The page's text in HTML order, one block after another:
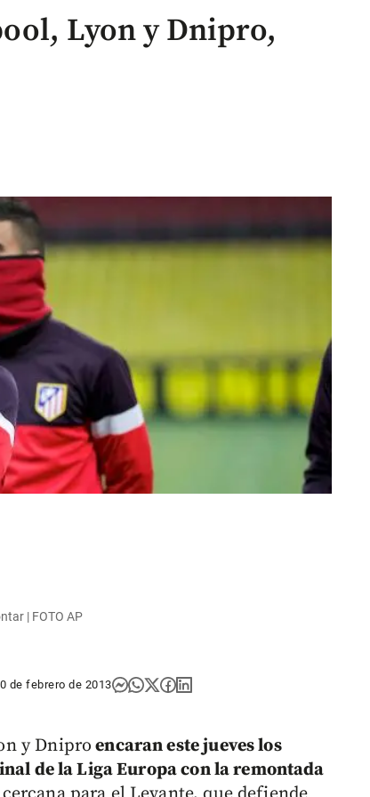
Lyon y Dnipro,
| FOTO AP
de febrero de 2013
y Dnipro encaran este jueves los
de la Liga Europa con la remontada